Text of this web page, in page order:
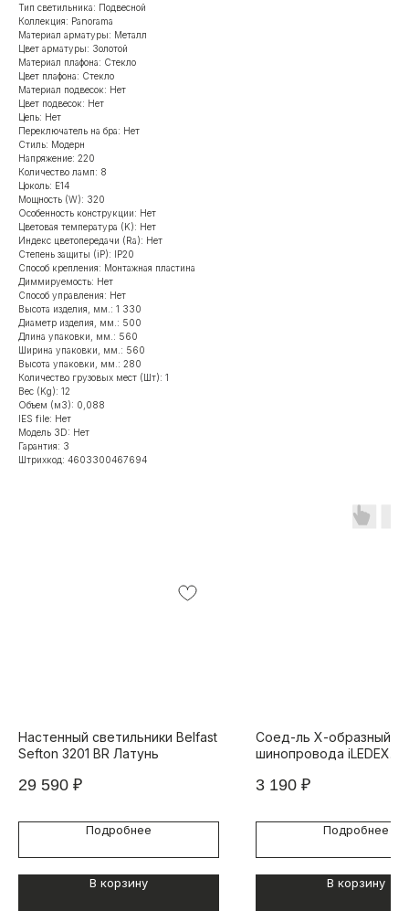
Тип светильника: Подвесной
Коллекция: Panorama
Материал арматуры: Металл
Цвет арматуры: Золотой
Материал плафона: Стекло
Цвет плафона: Стекло
Материал подвесок: Нет
Цвет подвесок: Нет
Цепь: Нет
Переключатель на бра: Нет
Стиль: Модерн
Напряжение: 220
Количество ламп: 8
Цоколь: Е14
Мощность (W): 320
Особенность конструкции: Нет
Цветовая температура (K): Нет
Индекс цветопередачи (Ra): Нет
Степень защиты (iP): IP20
Способ крепления: Монтажная пластина
Диммируемость: Нет
Способ управления: Нет
Высота изделия, мм.: 1 330
Диаметр изделия, мм.: 500
Длина упаковки, мм.: 560
Ширина упаковки, мм.: 560
Высота упаковки, мм.: 280
Количество грузовых мест (Шт): 1
Вес (Kg): 12
Объем (м3): 0,088
IES file: Нет
Модель 3D: Нет
Гарантия: 3
Штрихкод: 4603300467694
Настенный светильники Belfast
Sefton 3201 BR Латунь
29 590 ₽
Подробнее
В корзину
Соед-ль Х-образный
шинопровода iLEDEX
CONNECT 4822-022-
3 190 ₽
Подробнее
В корзину